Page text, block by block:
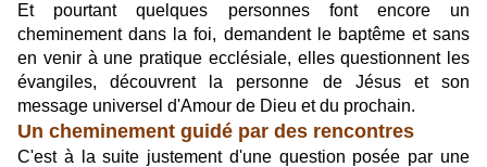
Et pourtant quelques personnes font encore un
cheminement dans la foi, demandent le baptême et sans
en venir à une pratique ecclésiale, elles questionnent les
évangiles, découvrent la personne de Jésus et son
message universel d'Amour de Dieu et du prochain.
Un cheminement guidé par des rencontres
C'est à la suite justement d'une question posée par une